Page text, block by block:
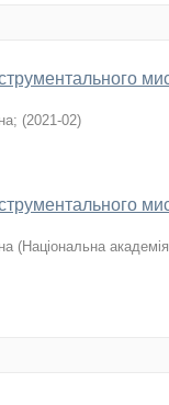
; (2021-02)
(Національна